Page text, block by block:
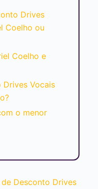
Drives
Coelho ou
Coelho e
Drives Vocais
o menor
Desconto Drives